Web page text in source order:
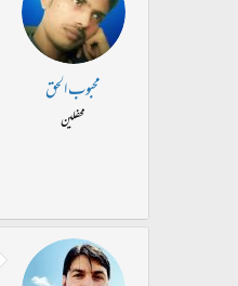
محبوب الحق
محفلین